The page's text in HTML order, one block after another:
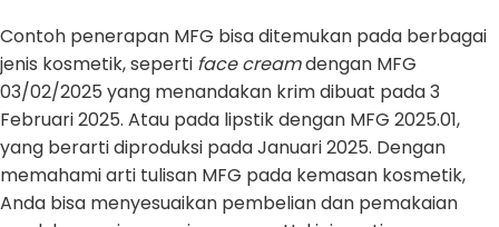
Contoh penerapan MFG bisa ditemukan pada berbagai
jenis kosmetik, seperti face creamdengan MFG
03/02/2025 yang menandakan krim dibuat pada 3
Februari 2025. Atau pada lipstik dengan MFG 2025.01,
yang berarti diproduksi pada Januari 2025. Dengan
memahami arti tulisan MFG pada kemasan kosmetik,
Anda bisa menyesuaikan pembelian dan pemakaian